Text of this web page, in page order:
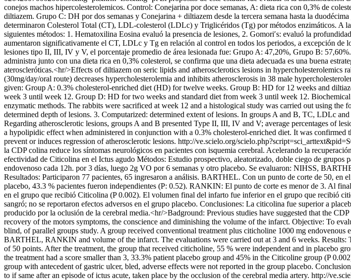
conejos machos hipercolesterolemicos. Control: Conejarina por doce semanas, A: dieta rica con 0,3% de
diltiazem. Grupo C: DH por dos semanas y Conejarina + diltiazem desde la tercera semana hasta la
determinaron Colesterol Total (CT), LDL-colesterol (LDLc) y Triglicéridos (Tg) por métodos enzimáticos. A
siguientes métodos: 1. Hematoxilina Eosina evaluó la presencia de lesiones, 2. Gomori′s: evaluó la
aumentaron significativamente el CT, LDLc y Tg en relación al control en todos los periodos, a excepción de
lesiones tipo II, III, IV y V, el porcentaje promedio de área lesionada fue: Grupo A: 47,20%, Grupo B:
administra junto con una dieta rica en 0,3% colesterol, se confirma que una dieta adecuada es una buena
ateroscleróticas.<hr/>Effects of diltiazem on seric lipids and atherosclerotics lesions in
(30mg/day/oral route) decreases hypercholesterolemia and inhibits atherosclerosis in 38 male
given: Group A: 0.3% cholesterol-enriched diet (HD) for twelve weeks. Group B: HD for 12 weeks and
week 3 until week 12. Group D: HD for two weeks and standard diet from week 3 until week 12.
enzymatic methods. The rabbits were sacrificed at week 12 and a histological study was carried out using
determined depth of lesions. 3. Computarized: determined extent of lesions. In groups A and B, TC, LDLc
Regarding atherosclerotic lesions, groups A and B presented Type II, III, IV and V; average percentages of
a hypolipidic effect when administered in conjunction with a 0.3% cholesterol-enriched diet. It was confirmed
prevent or induces regression of atherosclerotic lesions. http://ve.scielo.org/
la CDP colina reduce los síntomas neurológicos en pacientes con isquemia cerebral. Acelerando la
efectividad de Citicolina en el Ictus agudo Métodos: Estudio prospectivo, aleatorizado, doble ciego de
endovenoso cada 12h. por 3 días, luego 2g VO por 6 semanas y otro placebo. Se evaluaron: NIHSS,
Resultados: Participaron 77 pacientes, 65 ingresaron a análisis. BARTHEL. Con un punto de corte de 50,
placebo, 43.3 % pacientes fueron independientes (P: 0.52). RANKIN: El punto de corte es menor de 3. Al
en el grupo que recibió Citicolina (P 0.002). El volumen final del infarto fue inferior en el grupo que recibió
sangró; no se reportaron efectos adversos en el grupo placebo. Conclusiones: La citicolina fue superior a
producido por la oclusión de la cerebral media.<hr/>Badground: Previous studies have suggested that the
recovery of the motors symptoms, the conscience and diminishing the volume of the infarct. Objective: To
blind, of parallel groups study. A group received conventional treatment plus citicholine 1000 mg
BARTHEL, RANKIN and volume of the infarct. The evaluations were carried out at 3 and 6 weeks.
of 50 points. After the treatment, the group that received citicholine, 55 % were independent and in placebo
the treatment had a score smaller than 3, 33.3% patient placebo group and 45% in the Citicoline group (P
group with antecedent of gastric ulcer, bled, adverse effects were not reported in the group placebo.
to if same after an episode of ictus acute, taken place by the occlusion of the cerebral media artery. http://